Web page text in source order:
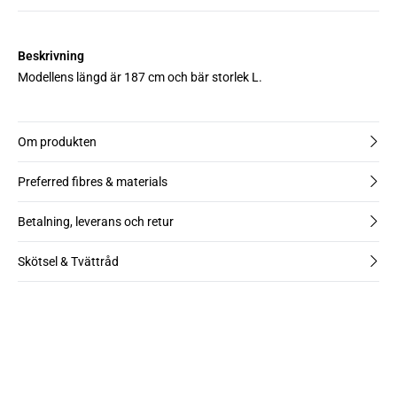
Beskrivning
Modellens längd är 187 cm och bär storlek L.
Om produkten
Preferred fibres & materials
Betalning, leverans och retur
Skötsel & Tvättråd